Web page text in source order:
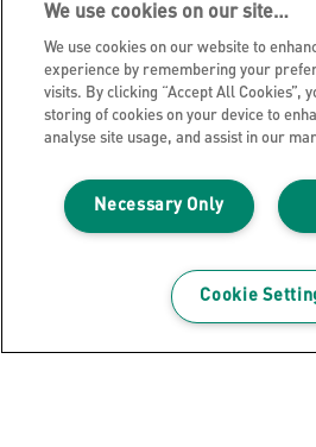
Oznámení o ochraně
Soubory cookie
Právní upozornění
Správa mých dat
We use cookies on our site…
We use cookies on our website to
experience by remembering your
visits. By clicking “Accept All Cookies”,
storing of cookies on your device to
analyse site usage, and assist in our
Necessary Only
Cookie